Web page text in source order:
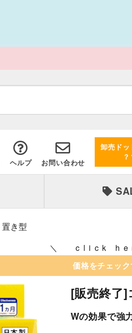
ヘルプ お問い合わせ
卸売ドッ
？
置き型
click
価格をチェック
[販売終了
Wの効果で強